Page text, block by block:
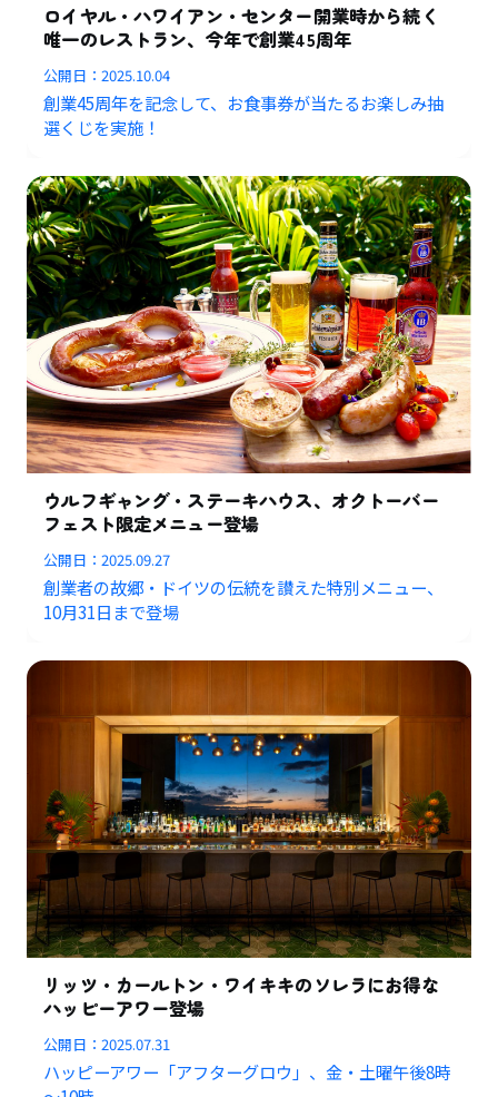
ロイヤル・ハワイアン・センター開業時から続く
唯一のレストラン、今年で創業45周年
公開日：2025.10.04
創業45周年を記念して、お食事券が当たるお楽しみ抽
選くじを実施！
ウルフギャング・ステーキハウス、オクトーバー
フェスト限定メニュー登場
公開日：2025.09.27
創業者の故郷・ドイツの伝統を讃えた特別メニュー、
10月31日まで登場
リッツ・カールトン・ワイキキのソレラにお得な
ハッピーアワー登場
公開日：2025.07.31
ハッピーアワー「アフターグロウ」、金・土曜午後8時